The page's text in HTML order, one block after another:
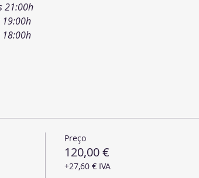
21:00h
Preço
120,00 €
+27,60 € IVA